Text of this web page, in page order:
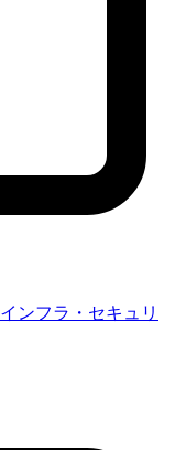
インフラ・セキュリ